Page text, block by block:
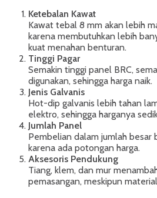
Ketebalan Kawat
Kawat tebal 8 mm akan lebih
karena membutuhkan lebih
kuat menahan benturan.
Tinggi Pagar
Semakin tinggi panel BRC,
digunakan, sehingga harga naik.
Jenis Galvanis
Hot-dip galvanis lebih tahan
elektro, sehingga harganya
Jumlah Panel
Pembelian dalam jumlah besar
karena ada potongan harga.
Aksesoris Pendukung
Tiang, klem, dan mur
pemasangan, meskipun